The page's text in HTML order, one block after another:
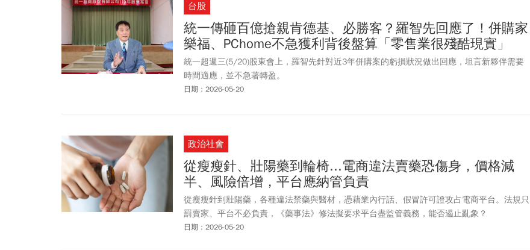
台股
統一傳砸百億搶親肯德基、必勝客？羅智先回應了！併購家
樂福、PChome不急獲利背後盤算「零售業很殘酷現實」
統一超週三(5/20)股東會上，羅智先針對近3年併購案的虧損狀況做出回應，坦言新夥伴需要
時間適應，並不急著轉盈。
日期：2026-05-20
政治社會
從瘦瘦針、壯陽藥到輪椅...電商違法賣藥恐傷身，價格減
半、風險倍增，平台應納管負責
從瘦瘦針到壯陽藥，各種違法禁藥與醫材，憑藉業內行話、假冒許可證攻占電商平台。法規只
罰賣家、平台不必負責，《藥事法》修法擬要求平台盡監管義務，能否遏止亂象？
日期：2026-05-20